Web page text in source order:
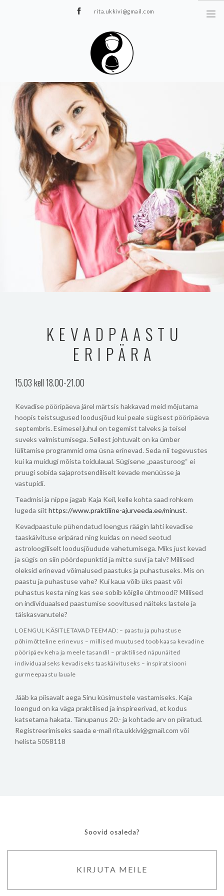
rita.ukkivi@gmail.com
STUUDIOST
TUNNIPLAAN
JOOGA/PILATES
TERAAPIA
ÜRITUSED
TIIMIDELE
GALERII
KONTAKT
KEVADPAASTU
ERIPÄRA
15.03 kell 18.00-21.00
Kevadise pööripäeva järel märtsis hakkavad meid mõjutama
hoopis teistsugused loodusjõud kui peale sügisest pööripäeva
septembris. Esimesel juhul on tegemist talveks ja teisel
suveks valmistumisega. Sellest johtuvalt on ka ümber
lülitamise programmid oma üsna erinevad. Seda nii tegevustes
kui ka muidugi mõista toidulaual. Sügisene „paasturoog“ ei
pruugi sobida sajaprotsendiliselt kevade menüüsse ja
vastupidi.
Teadmisi ja nippe jagab Kaja Keil, kelle kohta saad rohkem
lugeda siit https://www.praktiline-ajurveeda.ee/minust.
Kevadpaastule pühendatud loengus räägin lahti kevadise
taaskäivituse eripärad ning kuidas on need seotud
astroloogiliselt loodusjõudude vahetumisega. Miks just kevad
ja sügis on siin pöördepunktid ja mitte suvi ja talv? Millised
oleksid erinevad võimalused paastuks ja puhastuseks. Mis on
paastu ja puhastuse vahe? Kui kaua võib üks paast või
puhastus kesta ning kas see sobib kõigile ühtmoodi? Millised
on individuaalsed paastumise soovitused näiteks lastele ja
täiskasvanutele?
LOENGUL KÄSITLETAVAD TEEMAD: – paastu ja puhastuse
põhimõtteline erinevus – millised muutused toob kaasa kevadine
pööripäev keha ja meele tasandil – praktilised näpunäited
individuaalseks kevadiseks taaskäivituseks – inspiratsiooni
gurmeepaastu lauale
Jääb ka piisavalt aega Sinu küsimustele vastamiseks. Kaja
loengud on ka väga praktilised ja inspireerivad, et kodus
katsetama hakata. Tänupanus 20.- ja kohtade arv on piiratud.
Registreerimiseks saada e-mail rita.ukkivi@gmail.com või
helista 5058118
Soovid osaleda?
KIRJUTA MEILE